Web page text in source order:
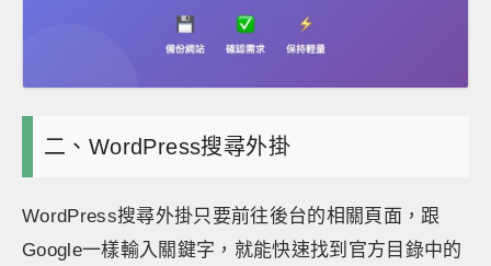
二、WordPress搜尋外掛
WordPress搜尋外掛只要前往後台的相關頁面，跟
Google一樣輸入關鍵字，就能快速找到官方目錄中的